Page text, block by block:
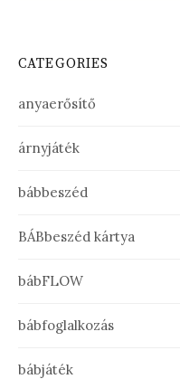
CATEGORIES
anyaerősítő
árnyjáték
bábbeszéd
BÁBbeszéd kártya
bábFLOW
bábfoglalkozás
bábjáték